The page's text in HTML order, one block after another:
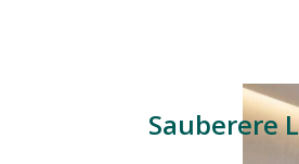
Sauberere